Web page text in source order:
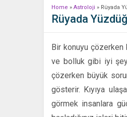
Home » Astroloji » Rüyada
Rüyada
Bir konuyu çözerken
ve bolluk gibi iyi
çözerken büyük
gösterir. Kıyıya
görmek insanlara